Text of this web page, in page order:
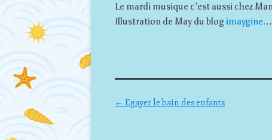
Le mardi musique c’est aussi chez
Illustration de May du blog imaygine…
Navigation des articles
← Egayer le bain des enfants